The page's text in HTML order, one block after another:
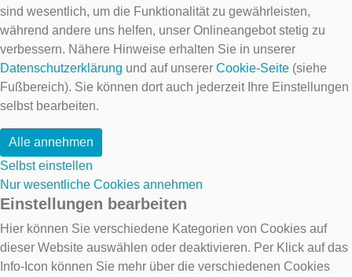
sind wesentlich, um die Funktionalität zu gewährleisten,
während andere uns helfen, unser Onlineangebot stetig zu
verbessern. Nähere Hinweise erhalten Sie in unserer
Datenschutzerklärung und auf unserer Cookie-Seite (siehe
Fußbereich). Sie können dort auch jederzeit Ihre Einstellungen
selbst bearbeiten.
Alle annehmen
Selbst einstellen
Nur wesentliche Cookies annehmen
Einstellungen bearbeiten
Hier können Sie verschiedene Kategorien von Cookies auf
dieser Website auswählen oder deaktivieren. Per Klick auf das
Info-Icon können Sie mehr über die verschiedenen Cookies